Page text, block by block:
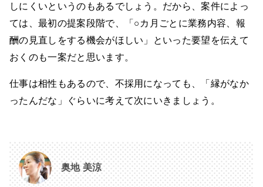
しにくいというのもあるでしょう。だから、案件によっ
ては、最初の提案段階で、「○カ月ごとに業務内容、報
酬の見直しをする機会がほしい」といった要望を伝えて
おくのも一案だと思います。
仕事は相性もあるので、不採用になっても、「縁がなか
ったんだな」ぐらいに考えて次にいきましょう。
奥地 美涼